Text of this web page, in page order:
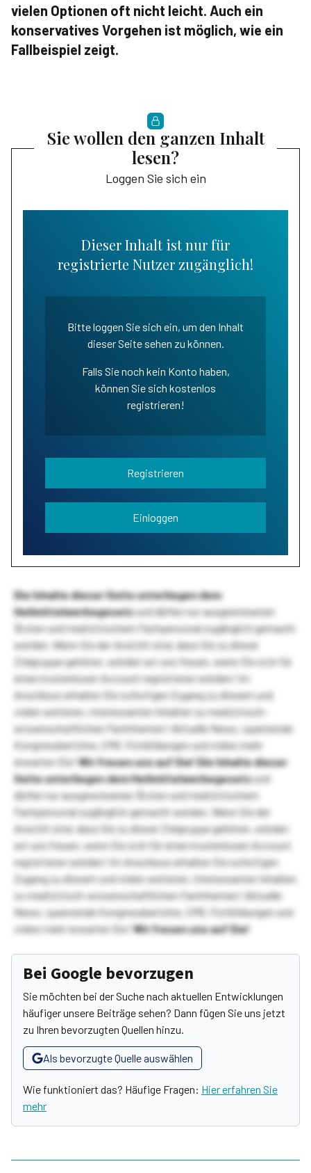
vielen Optionen oft nicht leicht. Auch ein
konservatives Vorgehen ist möglich, wie ein
Fallbeispiel zeigt.
Sie wollen den ganzen Inhalt
lesen?
Loggen Sie sich ein
Dieser Inhalt ist nur für
registrierte Nutzer zugänglich!
Bitte loggen Sie sich ein, um den Inhalt
dieser Seite sehen zu können.
Falls Sie noch kein Konto haben,
können Sie sich kostenlos
registrieren!
Registrieren
Einloggen
Die Inhalte dieser Seite unterliegen dem
Heilmittelwerbegesetzund dürfen nur ausgewiesenen
Ärzten und medizinischem Fachpersonal zugänglich gemacht
werden. Wenn Sie der Ansicht sind, dass Sie zu dieser
Zielgruppe gehören, würden wir uns freuen, wenn Sie sich für
einen kostenlosen Account registrieren würden! Im
Anschluss erhalten Sie sofortigen Zugang zu diesem und
vielen weiteren, interessanten Inhalten zu medizinisch-
wissenschaftlichen Fachthemen! Aktuelle News, spannende
Kongressberichte, CME-Fortbildungen und vieles mehr
erwarten Sie!Wir freuen uns auf Sie!Die Inhalte dieser
Seite unterliegen dem Heilmittelwerbegesetzund
dürfen nur ausgewiesenen Ärzten und medizinischem
Fachpersonal zugänglich gemacht werden. Wenn Sie der
Ansicht sind, dass Sie zu dieser Zielgruppe gehören, würden
wir uns freuen, wenn Sie sich für einen kostenlosen Account
registrieren würden! Im Anschluss erhalten Sie sofortigen
Zugang zu diesem und vielen weiteren, interessanten Inhalten
zu medizinisch-wissenschaftlichen Fachthemen! Aktuelle
News, spannende Kongressberichte, CME-Fortbildungen und
vieles mehr erwarten Sie!Wir freuen uns auf Sie!
Bei Google bevorzugen
Sie möchten bei der Suche nach aktuellen Entwicklungen
häufiger unsere Beiträge sehen? Dann fügen Sie uns jetzt
zu Ihren bevorzugten Quellen hinzu.
Als bevorzugte Quelle auswählen
Wie funktioniert das? Häufige Fragen: Hier erfahren Sie
mehr